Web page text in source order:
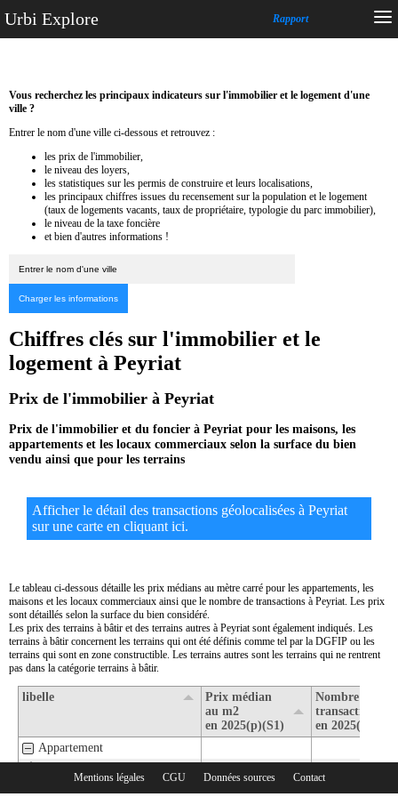
Urbi Explore Rapport
Mentions légales CGU Données sources Contact
Rubriques :
Vous recherchez les principaux indicateurs sur l'immobilier et le logement d'une
ville ?
Entrer le nom d'une ville ci-dessous et retrouvez :
les prix de l'immobilier,
le niveau des loyers,
les statistiques sur les permis de construire et leurs localisations,
les principaux chiffres issues du recensement sur la population et le logement
(taux de logements vacants, taux de propriétaire, typologie du parc immobilier),
le niveau de la taxe foncière
et bien d'autres informations !
Chiffres clés sur l'immobilier et le
logement à Peyriat
Prix de l'immobilier à Peyriat
Prix de l'immobilier et du foncier à Peyriat pour les maisons, les
appartements et les locaux commerciaux selon la surface du bien
vendu ainsi que pour les terrains
Afficher le détail des transactions géolocalisées à Peyriat
sur une carte en cliquant ici.
Le tableau ci-dessous détaille les prix médians au mètre carré pour les appartements, les
maisons et les locaux commerciaux ainsi que le nombre de transactions à Peyriat. Les prix
sont détaillés selon la surface du bien considéré.
Les prix des terrains à bâtir et des terrains autres à Peyriat sont également indiqués. Les
terrains à bâtir concernent les terrains qui ont été définis comme tel par la DGFIP ou les
terrains qui sont en zone constructible. Les terrains autres sont les terrains qui ne rentrent
pas dans la catégorie terrains à bâtir.
libelle
Prix médian
au m2
en 2025(p)(S1)
Nombre de
transactions
en 2025(p)(S1)
Appartement
2- Surface de 30 m2 à 80 m2